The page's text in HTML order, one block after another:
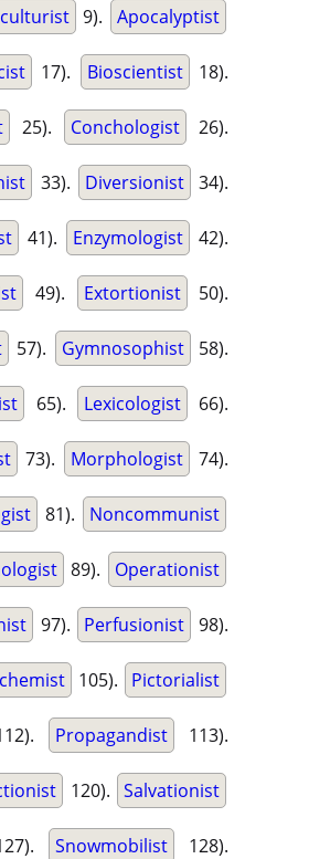
9). Apocalyptist
17). Bioscientist 18).
25). Conchologist 26).
33). Diversionist 34).
41). Enzymologist 42).
49). Extortionist 50).
57). Gymnosophist 58).
65). Lexicologist 66).
73). Morphologist 74).
81). Noncommunist
89). Operationist
97). Perfusionist 98).
105). Pictorialist
Propagandist 113).
120). Salvationist
Snowmobilist 128).